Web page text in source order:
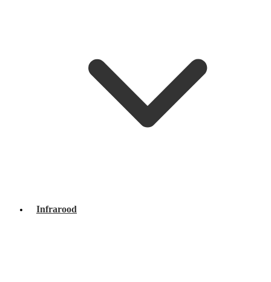
Infrarood